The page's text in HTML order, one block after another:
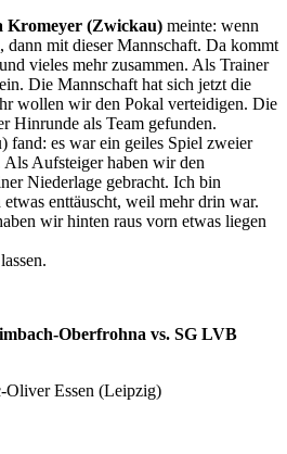
Kromeyer (Zwickau) meinte: wenn
dann mit dieser Mannschaft. Da kommt
vieles mehr zusammen. Als Trainer
Die Mannschaft hat sich jetzt die
wollen wir den Pokal verteidigen. Die
Hinrunde als Team gefunden.
) fand: es war ein geiles Spiel zweier
Als Aufsteiger haben wir den
Niederlage gebracht. Ich bin
enttäuscht, weil mehr drin war.
wir hinten raus vorn etwas liegen
Oberfrohna vs. SG LVB
Oliver Essen (Leipzig)